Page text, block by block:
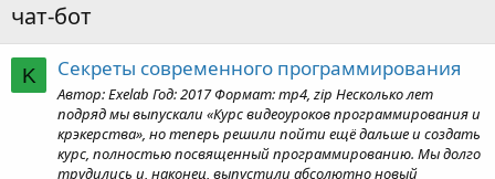
чат-бот
K Секреты современного программирования
Автор: Exelab Год: 2017 Формат: mp4, zip Несколько лет
подряд мы выпускали «Курс видеоуроков программирования и
крэкерства», но теперь решили пойти ещё дальше и создать
курс, полностью посвященный программированию. Мы долго
трудились и, наконец, выпустили абсолютно новый